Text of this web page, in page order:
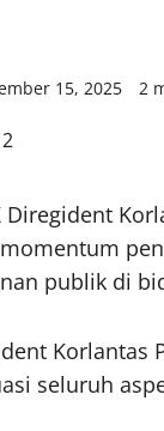
15, 2025 2
Diregident
publik di
seluruh